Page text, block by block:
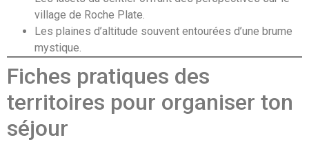
village de Roche Plate.
Les plaines d’altitude souvent entourées d’une brume
mystique.
Fiches pratiques des
territoires pour organiser ton
séjour